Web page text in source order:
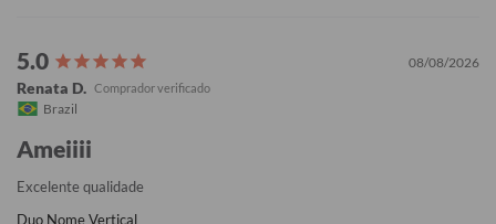
08/08/2026
Renata D.
Brazil
Ameiiii
Excelente qualidade
Duo Nome Vertical